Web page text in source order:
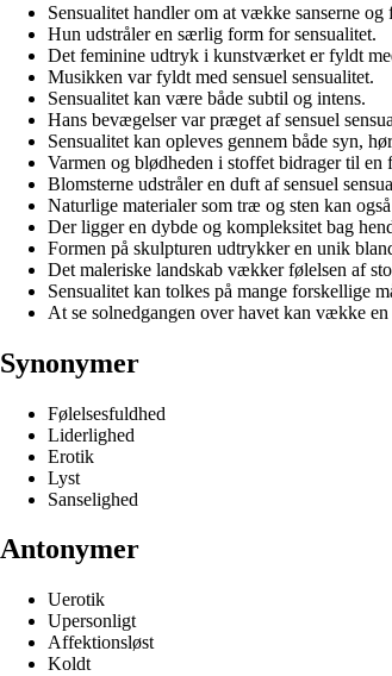
Sensualitet handler om at vække sanserne og
Hun udstråler en særlig form for sensualitet.
Det feminine udtryk i kunstværket er fyldt
Musikken var fyldt med sensuel sensualitet.
Sensualitet kan være både subtil og intens.
Hans bevægelser var præget af sensuel
Sensualitet kan opleves gennem både syn,
Varmen og blødheden i stoffet bidrager til en
Blomsterne udstråler en duft af sensuel
Naturlige materialer som træ og sten kan
Der ligger en dybde og kompleksitet bag
Formen på skulpturen udtrykker en unik
Det maleriske landskab vækker følelsen af
Sensualitet kan tolkes på mange forskellige
At se solnedgangen over havet kan vække
Synonymer
Følelsesfuldhed
Liderlighed
Erotik
Lyst
Sanselighed
Antonymer
Uerotik
Upersonligt
Affektionsløst
Koldt